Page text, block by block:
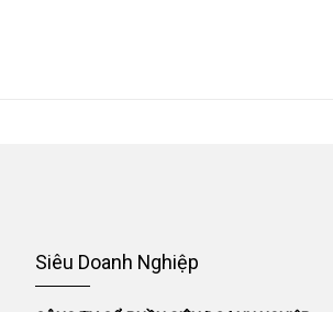
Siêu Doanh Nghiệp